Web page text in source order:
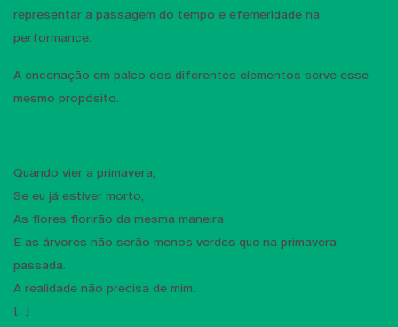
representar a passagem do tempo e efemeridade na
performance.
A encenação em palco dos diferentes elementos serve esse
mesmo propósito.
Quando vier a primavera,
Se eu já estiver morto,
As flores florirão da mesma maneira
E as árvores não serão menos verdes que na primavera
passada.
A realidade não precisa de mim.
[...]